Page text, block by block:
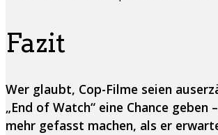
Fazit
Wer glaubt, Cop-Filme seien
„End of Watch“ eine Chance geben
mehr gefasst machen, als er